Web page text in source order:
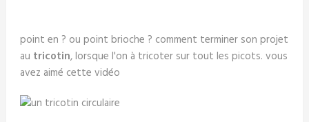
point en ? ou point brioche ? comment terminer son projet
au tricotin, lorsque l'on à tricoter sur tout les picots. vous
avez aimé cette vidéo